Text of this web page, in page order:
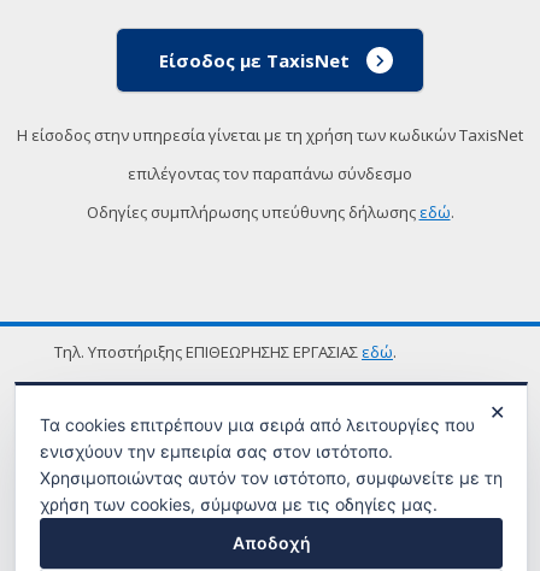
Είσοδος με TaxisNet
Η είσοδος στην υπηρεσία γίνεται με τη χρήση των κωδικών TaxisNet
επιλέγοντας τον παραπάνω σύνδεσμο
Οδηγίες συμπλήρωσης υπεύθυνης δήλωσης εδώ.
Τηλ. Υποστήριξης ΕΠΙΘΕΩΡΗΣΗΣ ΕΡΓΑΣΙΑΣ εδώ.
ΟΡΟΙ ΧΡΗΣΗΣ
✕
Τα cookies επιτρέπουν μια σειρά από λειτουργίες που
ενισχύουν την εμπειρία σας στον ιστότοπο.
Χρησιμοποιώντας αυτόν τον ιστότοπο, συμφωνείτε με τη
χρήση των cookies, σύμφωνα με τις οδηγίες μας.
Αποδοχή